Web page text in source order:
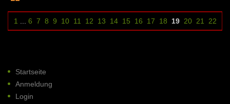
1 6 7 8 9 10 11 12 13 14 15 16 17 18 19 20 21 22
Startseite
Anmeldung
Login